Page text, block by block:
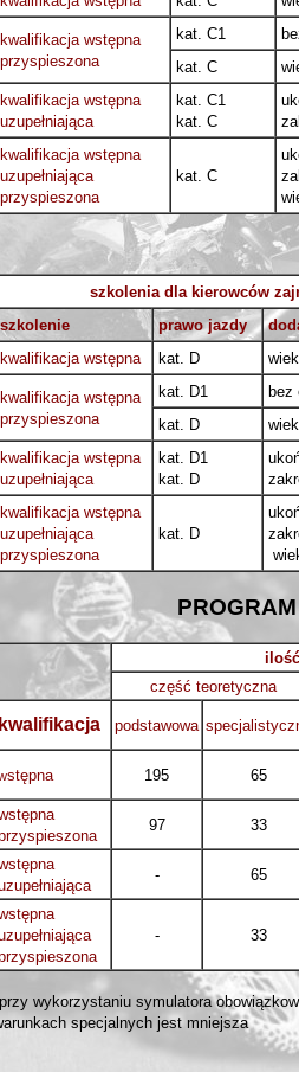
kwalifikacja wstępna
przyspieszona
kat. C1
kat. C
kwalifikacja wstępna
uzupełniająca
kat. C1
kat. C
kwalifikacja wstępna
uzupełniająca
przyspieszona
kat. C
szkolenia dla kierowców
szkolenie
prawo jazdy
kwalifikacja wstępna
kat. D
kwalifikacja wstępna
przyspieszona
kat. D1
bez
kat. D
kwalifikacja wstępna
uzupełniająca
kat. D1
kat. D
kwalifikacja wstępna
uzupełniająca
przyspieszona
kat. D
część teoretyczna
podstawowa
stępna 195 65
97 33
- 65
- 33
wykorzystaniu symulatora
specjalnych jest mniejsza